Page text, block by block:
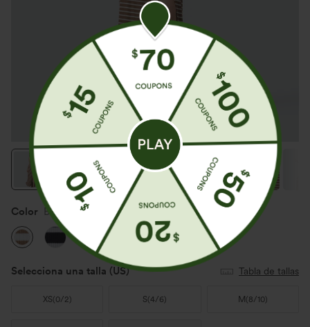
Color Birch Stripe
Selecciona una talla (US) Tabla de tallas
XS(0/2) S(4/6) M (8/10)